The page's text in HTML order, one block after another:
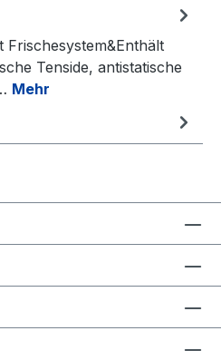
Frischesystem&Enthält
Tenside, antistatische
Mehr